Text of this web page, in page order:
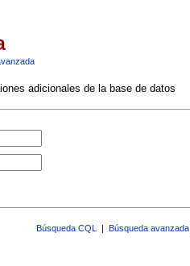
adicionales de la base de datos
Búsqueda CQL | Búsqueda avanzada